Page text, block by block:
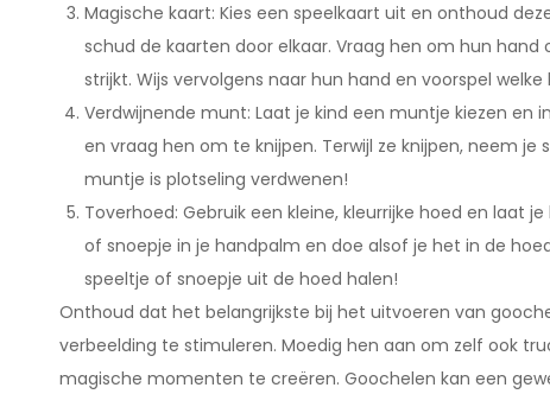
Magische kaart: Kies een speelkaart uit en onthoud
schud de kaarten door elkaar. Vraag hen om hun
strijkt. Wijs vervolgens naar hun hand en voorspel
Verdwijnende munt: Laat je kind een muntje kiezen
en vraag hen om te knijpen. Terwijl ze knijpen, neem
muntje is plotseling verdwenen!
Toverhoed: Gebruik een kleine, kleurrijke hoed en laat
of snoepje in je handpalm en doe alsof je het in de
speeltje of snoepje uit de hoed halen!
Onthoud dat het belangrijkste bij het uitvoeren van
verbeelding te stimuleren. Moedig hen aan om zelf ook
magische momenten te creëren. Goochelen kan een